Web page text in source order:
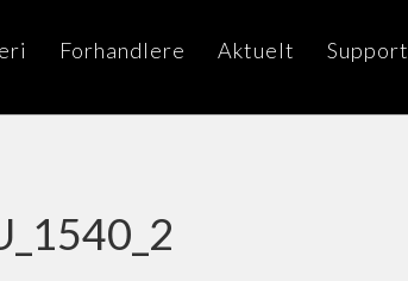
Forhandlere Aktuelt Support